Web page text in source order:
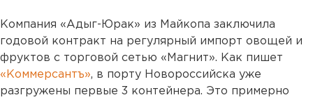
Компания «Адыг-Юрак» из Майкопа заключила
годовой контракт на регулярный импорт овощей и
фруктов с торговой сетью «Магнит». Как пишет
«Коммерсантъ», в порту Новороссийска уже
разгружены первые 3 контейнера. Это примерно